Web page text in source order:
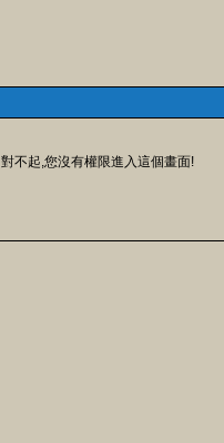
對不起,您沒有權限進入這個畫面!